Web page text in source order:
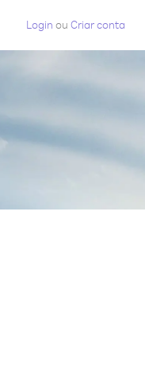
Login ou Criar conta